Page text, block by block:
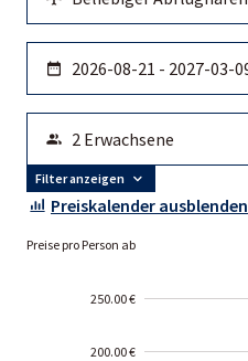
Filter anzeigen
Preiskalender ausblenden
Preise pro Person ab
250.00 €
200.00 €